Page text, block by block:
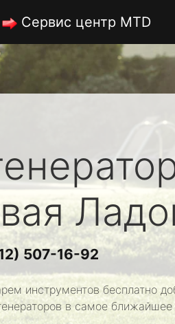
Сервис центр MTD
507-16-92
инструментов бесплатно
в самое